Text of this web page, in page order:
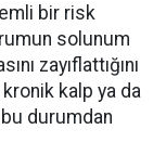
bir risk
solunum
zayıflattığını
kalp ya da
durumdan